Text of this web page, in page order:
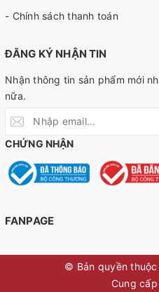
- Chính sách thanh toán
ĐĂNG KÝ NHẬN TIN
Nhận thông tin sản phẩm mới
nữa.
CHỨNG NHẬN
FANPAGE
© Bản quyền thuộc
Cung